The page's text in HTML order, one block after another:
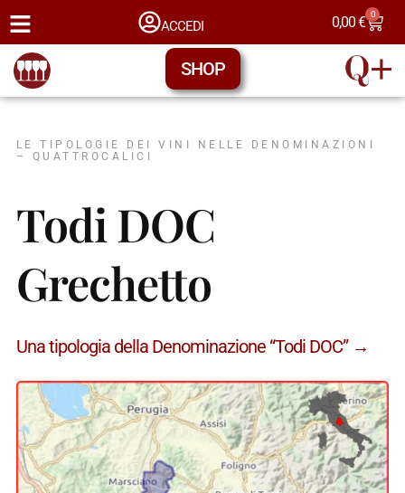
ACCEDI 0,00€ 0
SHOP
LE TIPOLOGIE DEI VINI NELLE DENOMINAZIONI
– QUATTROCALICI
Todi DOC
Grechetto
Una tipologia della Denominazione “Todi DOC” →